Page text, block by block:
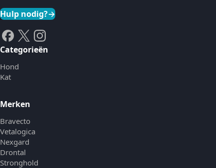
Hulp nodig?→
Categorieën
Hond
Kat
Merken
Bravecto
Vetalogica
Nexgard
Drontal
Stronghold